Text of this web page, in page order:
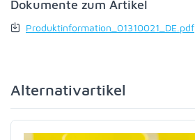
Dokumente zum Artikel
Produktinformation_01310021_DE.pdf
Alternativartikel